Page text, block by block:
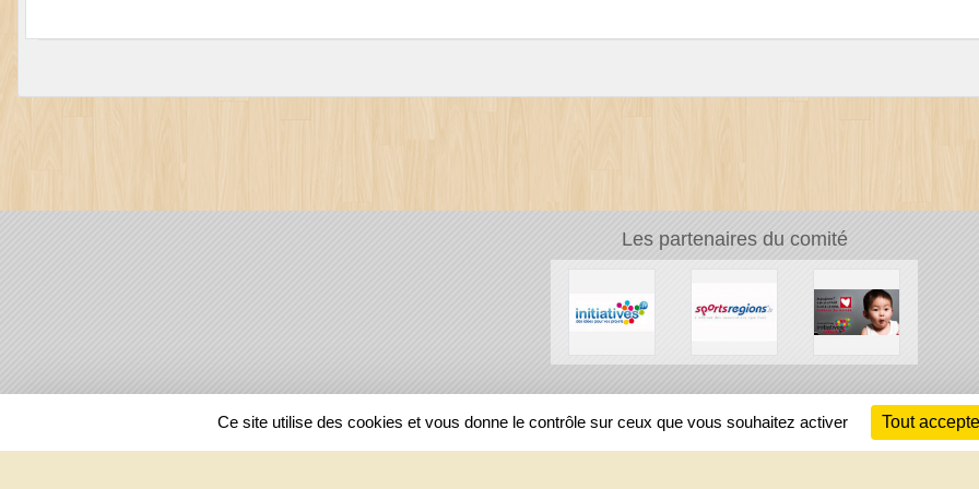
Les partenaires du comité
REGIONS
Ce site utilise des cookies et vous donne le contrôle sur ceux que vous souhaitez activer Tout